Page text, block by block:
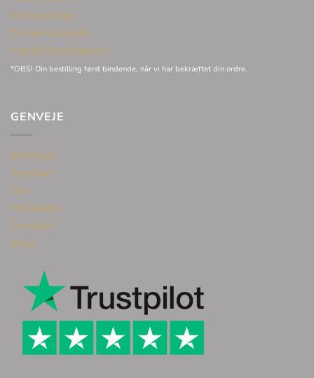
Vielsesringe
Privatlivspolitik
Handelsbetingelser
*OBS! Din bestilling først bindende, når vi har bekræftet din ordre.
GENVEJE
Øreringe
Smykker
Ure
Halskæde
Gavekort
Blog